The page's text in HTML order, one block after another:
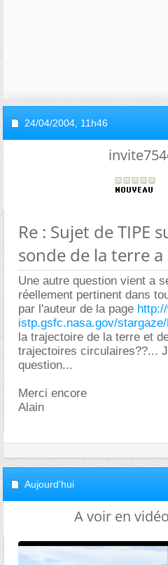
24/04/2004, 11h46
Re : Sujet de TIPE
sonde de la terre
Une autre question vient a
réellement pertinent dans
par l'auteur de la page
istp.gsfc.nasa.gov/
la trajectoire de la terre et
trajectoires circulaires??...
question...
Merci encore
Alain
Aujourd'hui
A voir en